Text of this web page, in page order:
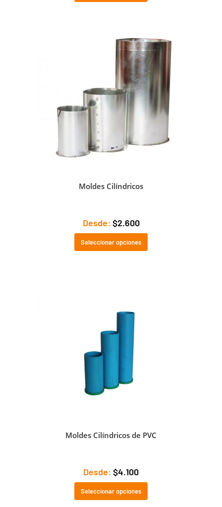
Moldes Cilíndricos
Desde: $2.600
Seleccionar opciones
Moldes Cilíndricos de PVC
Desde: $4.100
Seleccionar opciones